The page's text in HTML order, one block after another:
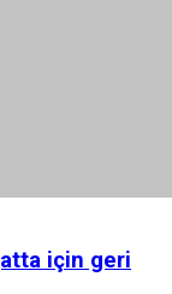
için geri